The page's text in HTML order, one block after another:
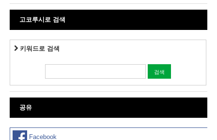
고코루시로 검색
키워드로 검색
공유
Facebook